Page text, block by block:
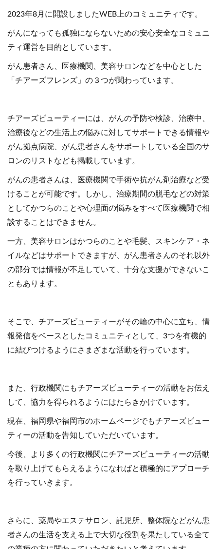
2023年8月に開設しましたWEB上のコミュニティです。
がんになっても孤独にならないための安心安全なコミュニ
ティ運営を目的としています。
がん患者さん、医療機関、美容サロンなどを中心とした
「チアーズフレンズ」の３つが関わっています。
チアーズビューティーには、がんの予防や検診、治療中、
治療後などの生活上の悩みに対してサポートできる情報や
がん拠点病院、がん患者さんをサポートしている全国のサ
ロンのリストなども掲載しています。
がんの患者さんは、医療機関で手術や抗がん剤治療など受
けることが可能です。しかし、治療期間の脱毛などの対策
としてかつらのことや心理面の悩みをすべて医療機関で相
談することはできません。
一方、美容サロンはかつらのことや毛髪、スキンケア・ネ
イルなどはサポートできますが、がん患者さんのそれ以外
の部分では情報が不足していて、十分な支援ができないこ
ともあります。
そこで、チアーズビューティーがその輪の中心に立ち、情
報発信をベースとしたコミュニティとして、3つを有機的
に結びつけるようにさまざまな活動を行っています。
また、行政機関にもチアーズビューティーの活動をお伝え
して、協力を得られるようにはたらきかけています。
現在、福岡県や福岡市のホームページでもチアーズビュー
ティーの活動を告知していただいています。
今後、より多くの行政機関にチアーズビューティーの活動
を取り上げてもらえるようになればと積極的にアプローチ
を行っていきます。
さらに、薬局やエステサロン、託児所、整体院などがん患
者さんの生活を支える上で大切な役割を果たしている全て